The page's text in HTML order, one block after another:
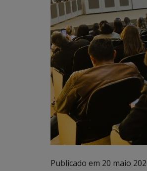
Publicado em 20 maio